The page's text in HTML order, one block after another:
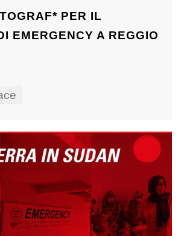
PER IL
EMERGENCY A REGGIO